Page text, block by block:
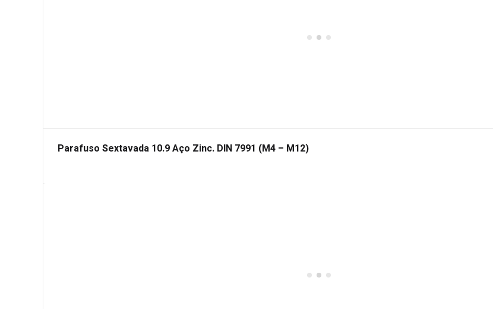
Parafuso Sextavada 10.9 Aço Zinc. DIN 7991 (M4 – M12)